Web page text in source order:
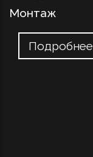
Монтаж
Подробнее